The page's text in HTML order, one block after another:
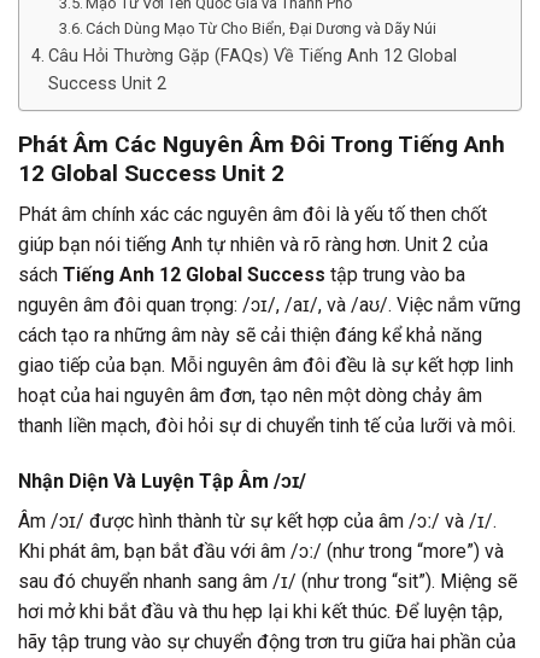
Cách Dùng Mạo Từ Cho Biển, Đại Dương và Dãy Núi
Câu Hỏi Thường Gặp (FAQs) Về Tiếng Anh 12 Global
Success Unit 2
Phát Âm Các Nguyên Âm Đôi Trong Tiếng Anh
12 Global Success Unit 2
Phát âm chính xác các nguyên âm đôi là yếu tố then chốt
giúp bạn nói tiếng Anh tự nhiên và rõ ràng hơn. Unit 2 của
sách Tiếng Anh 12 Global Success tập trung vào ba
nguyên âm đôi quan trọng: /ɔɪ/, /aɪ/, và /aʊ/. Việc nắm vững
cách tạo ra những âm này sẽ cải thiện đáng kể khả năng
giao tiếp của bạn. Mỗi nguyên âm đôi đều là sự kết hợp linh
hoạt của hai nguyên âm đơn, tạo nên một dòng chảy âm
thanh liền mạch, đòi hỏi sự di chuyển tinh tế của lưỡi và môi.
Nhận Diện Và Luyện Tập Âm /ɔɪ/
Âm /ɔɪ/ được hình thành từ sự kết hợp của âm /ɔː/ và /ɪ/.
Khi phát âm, bạn bắt đầu với âm /ɔː/ (như trong “more”) và
sau đó chuyển nhanh sang âm /ɪ/ (như trong “sit”). Miệng sẽ
hơi mở khi bắt đầu và thu hẹp lại khi kết thúc. Để luyện tập,
hãy tập trung vào sự chuyển động trơn tru giữa hai phần của